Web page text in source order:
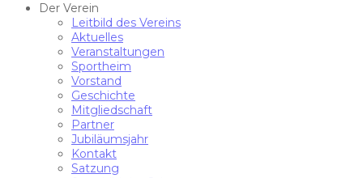
Der Verein
Leitbild des Vereins
Aktuelles
Veranstaltungen
Sportheim
Vorstand
Geschichte
Mitgliedschaft
Partner
Jubiläumsjahr
Kontakt
Satzung